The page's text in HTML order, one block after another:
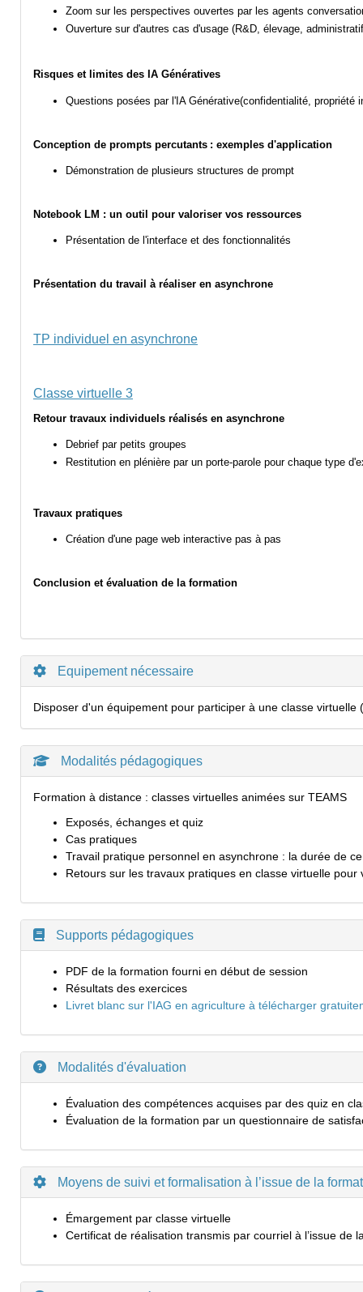
Zoom sur les perspectives ouvertes par les agents
Ouverture sur d'autres cas d'usage (R&D, élevage,
Risques et limites des IA Génératives
Questions posées par l'IA Générative(confidentialité, propriété
Conception de prompts percutants : exemples d'application
Démonstration de plusieurs structures de prompt
Notebook LM : un outil pour valoriser vos ressources
Présentation de l'interface et des fonctionnalités
Présentation du travail à réaliser en asynchrone
TP individuel en asynchrone
Classe virtuelle 3
Retour travaux individuels réalisés en asynchrone
Debrief par petits groupes
Restitution en plénière par un porte-parole pour chaque type
Travaux pratiques
Création d'une page web interactive pas à pas
Conclusion et évaluation de la formation
Equipement nécessaire
Disposer d'un équipement pour participer à une classe
Modalités pédagogiques
Formation à distance : classes virtuelles animées sur TEAMS
Exposés, échanges et quiz
Cas pratiques
Travail pratique personnel en asynchrone : la durée de
Retours sur les travaux pratiques en classe virtuelle
Supports pédagogiques
PDF de la formation fourni en début de session
Résultats des exercices
Livret blanc sur l'IAG en agriculture à télécharger
Modalités d'évaluation
Évaluation des compétences acquises par des quiz en
Évaluation de la formation par un questionnaire de
Moyens de suivi et formalisation à l’issue de la
Émargement par classe virtuelle
Certificat de réalisation transmis par courriel à l’issue de